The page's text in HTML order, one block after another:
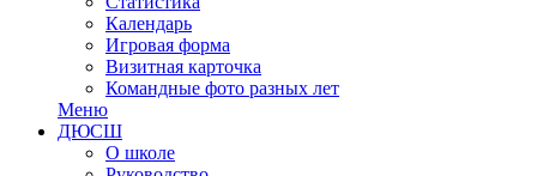
Календарь
Игровая форма
Визитная карточка
Командные фото разных лет
Меню
ДЮСШ
О школе